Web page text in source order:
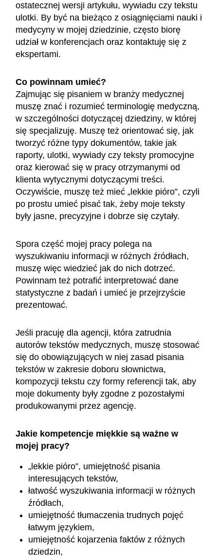
ostatecznej wersji artykułu, wywiadu czy tekstu
ulotki. By być na bieżąco z osiągnięciami nauki i
medycyny w mojej dziedzinie, często biorę
udział w konferencjach oraz kontaktuję się z
ekspertami.
Co powinnam umieć?
Zajmując się pisaniem w branży medycznej
muszę znać i rozumieć terminologię medyczną,
w szczególności dotyczącej dziedziny, w której
się specjalizuję. Muszę też orientować się, jak
tworzyć różne typy dokumentów, takie jak
raporty, ulotki, wywiady czy teksty promocyjne
oraz kierować się w pracy otrzymanymi od
klienta wytycznymi dotyczącymi treści.
Oczywiście, muszę też mieć „lekkie pióro”, czyli
po prostu umieć pisać tak, żeby moje teksty
były jasne, precyzyjne i dobrze się czytały.
Spora część mojej pracy polega na
wyszukiwaniu informacji w różnych źródłach,
muszę więc wiedzieć jak do nich dotrzeć.
Powinnam też potrafić interpretować dane
statystyczne z badań i umieć je przejrzyście
prezentować.
Jeśli pracuję dla agencji, która zatrudnia
autorów tekstów medycznych, muszę stosować
się do obowiązujących w niej zasad pisania
tekstów w zakresie doboru słownictwa,
kompozycji tekstu czy formy referencji tak, aby
moje dokumenty były zgodne z pozostałymi
produkowanymi przez agencję.
Jakie kompetencje miękkie są ważne w
mojej pracy?
„lekkie pióro”, umiejętność pisania
interesujących tekstów,
łatwość wyszukiwania informacji w różnych
źródłach,
umiejętność tłumaczenia trudnych pojęć
łatwym językiem,
umiejętność kojarzenia faktów z różnych
dziedzin,